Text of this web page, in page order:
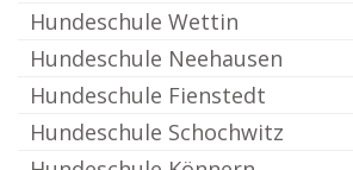
Hundeschule Wettin
Hundeschule Neehausen
Hundeschule Fienstedt
Hundeschule Schochwitz